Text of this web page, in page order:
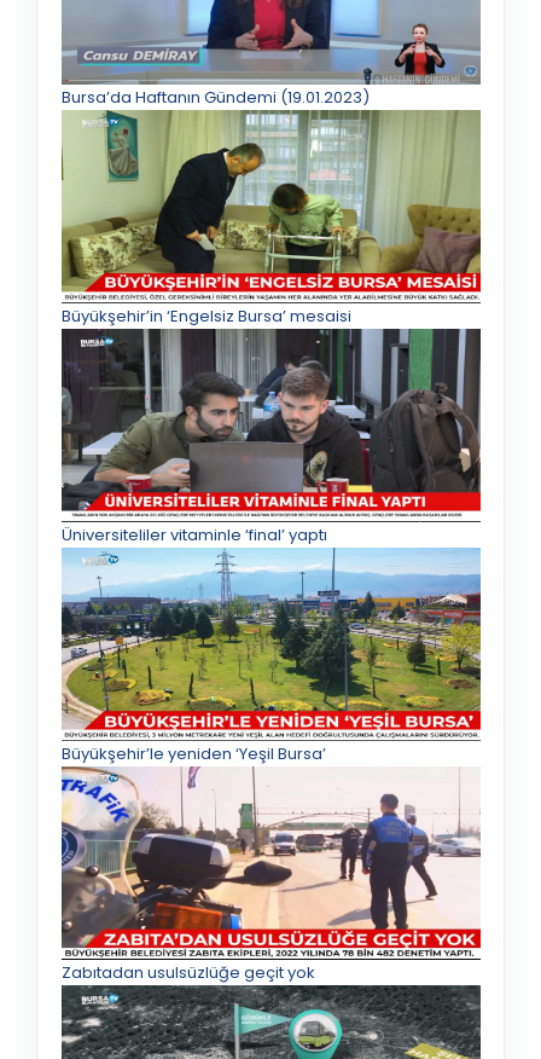
Bursa’da Haftanın Gündemi (19.01.2023)
Büyükşehir’in ‘Engelsiz Bursa’ mesaisi
Üniversiteliler vitaminle ‘final’ yaptı
Büyükşehir’le yeniden ‘Yeşil Bursa’
Zabıtadan usulsüzlüğe geçit yok